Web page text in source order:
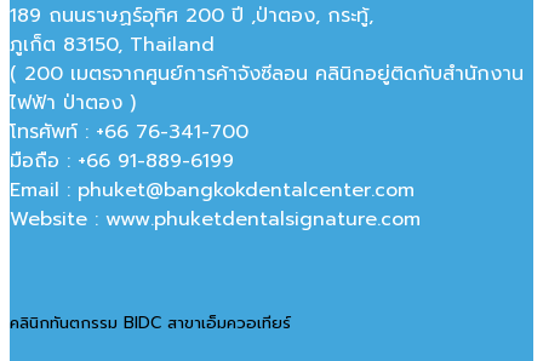
189 ถนนราษฏร์อุทิศ 200 ปี ,ป่าตอง, กระทู้,
ภูเก็ต 83150, Thailand
( 200 เมตรจากศูนย์การค้าจังซีลอน คลินิกอยู่ติดกับสำนักงาน
ไฟฟ้า ป่าตอง )
โทรศัพท์ : +66 76-341-700
มือถือ : +66 91-889-6199
Email : phuket@bangkokdentalcenter.com
Website : www.phuketdentalsignature.com
คลินิกทันตกรรม BIDC สาขาเอ็มควอเทียร์